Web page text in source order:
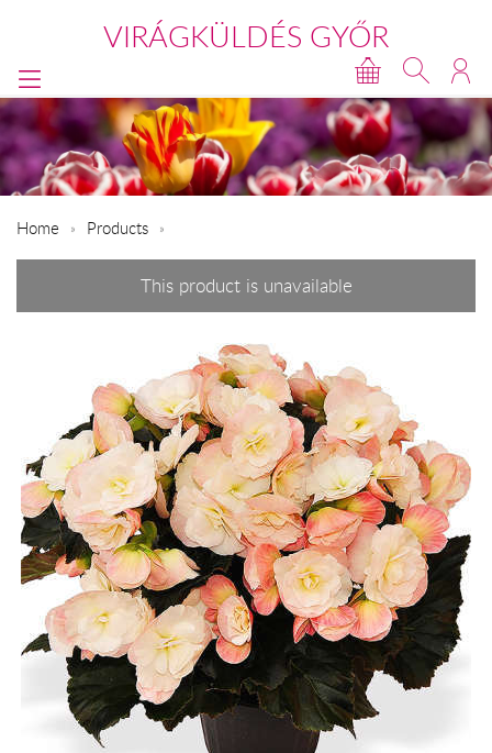
VIRÁGKÜLDÉS GYŐR
Home Products
This product is unavailable